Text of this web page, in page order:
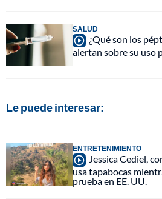
SALUD
¿Qué son los
alertan sobre su uso
Le puede interesar:
ENTRETENIMIENTO
Jessica Cediel,
usa tapabocas
prueba en EE. UU.